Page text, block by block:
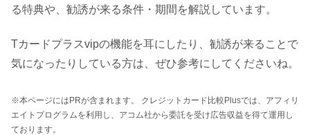
る特典や、勧誘が来る条件・期間を解説しています。
Tカードプラスvipの機能を耳にしたり、勧誘が来ることで
気になったりしている方は、ぜひ参考にしてくださいね。
※本ページにはPRが含まれます。 クレジットカード比較Plusでは、アフィリ
エイトプログラムを利用し、アコム社から委託を受け広告収益を得て運用し
ております。